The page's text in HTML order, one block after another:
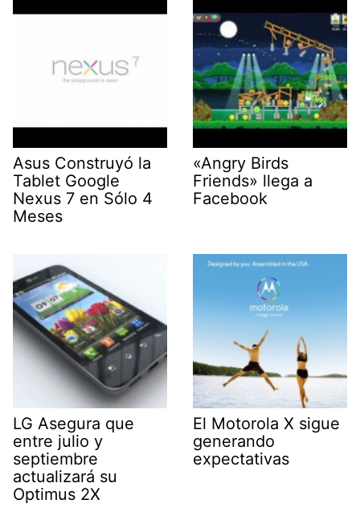
Asus Construyó la
Tablet Google
Nexus 7 en Sólo 4
Meses
«Angry Birds
Friends» llega a
Facebook
LG Asegura que
entre julio y
septiembre
actualizará su
Optimus 2X
El Motorola X sigue
generando
expectativas